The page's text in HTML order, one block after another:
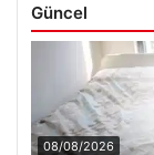
Güncel
08/08/2026